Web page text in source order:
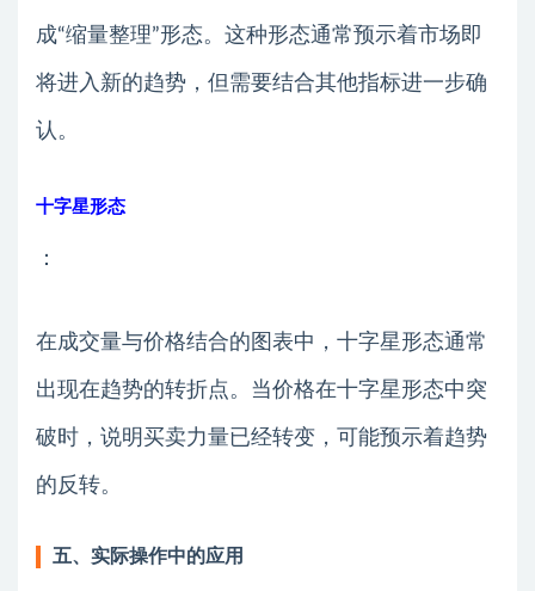
成“缩量整理”形态。这种形态通常预示着市场即
将进入新的趋势，但需要结合其他指标进一步确
认。
十字星形态
：
在成交量与价格结合的图表中，十字星形态通常
出现在趋势的转折点。当价格在十字星形态中突
破时，说明买卖力量已经转变，可能预示着趋势
的反转。
五、实际操作中的应用